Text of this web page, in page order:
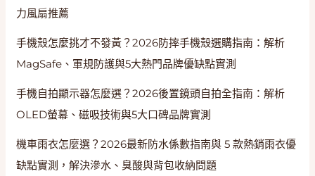
力風扇推薦
手機殼怎麼挑才不發黃？2026防摔手機殼選購指南：解析
MagSafe、軍規防護與5大熱門品牌優缺點實測
手機自拍顯示器怎麼選？2026後置鏡頭自拍全指南：解析
OLED螢幕、磁吸技術與5大口碑品牌實測
機車雨衣怎麼選？2026最新防水係數指南與 5 款熱銷雨衣優
缺點實測，解決滲水、臭酸與背包收納問題